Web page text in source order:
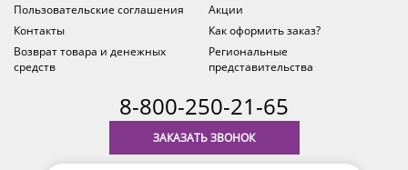
Пользовательские соглашения
Акции
Контакты
Как оформить заказ?
Возврат товара и денежных
средств
Региональные
представительства
8-800-250-21-65
ЗАКАЗАТЬ ЗВОНОК